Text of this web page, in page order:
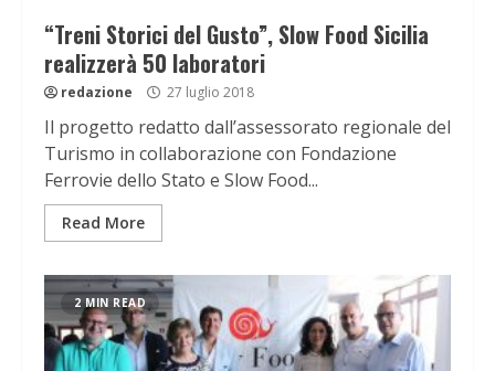
“Treni Storici del Gusto”, Slow Food Sicilia
realizzerà 50 laboratori
redazione 27 luglio 2018
Il progetto redatto dall’assessorato regionale del
Turismo in collaborazione con Fondazione
Ferrovie dello Stato e Slow Food...
Read More
2 MIN READ